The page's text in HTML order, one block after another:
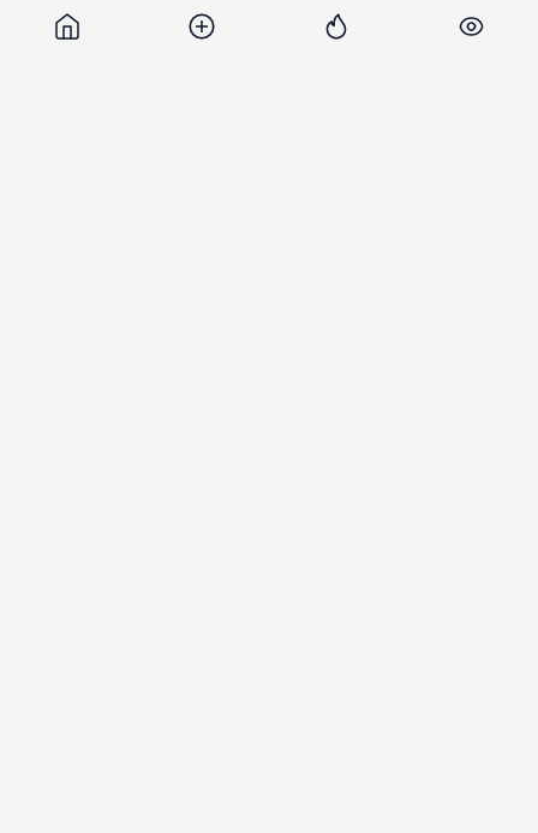
геополитику и
экономическую
подписчиков
фигурой на пляже
постепенно
приблизиться к